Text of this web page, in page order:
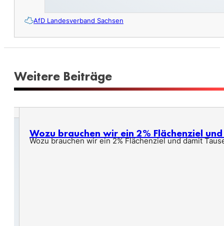
AfD Landesverband Sachsen
Weitere Beiträge
Wozu brauchen wir ein 2% Flächenziel
Wozu brauchen wir ein 2% Flächenziel und damit